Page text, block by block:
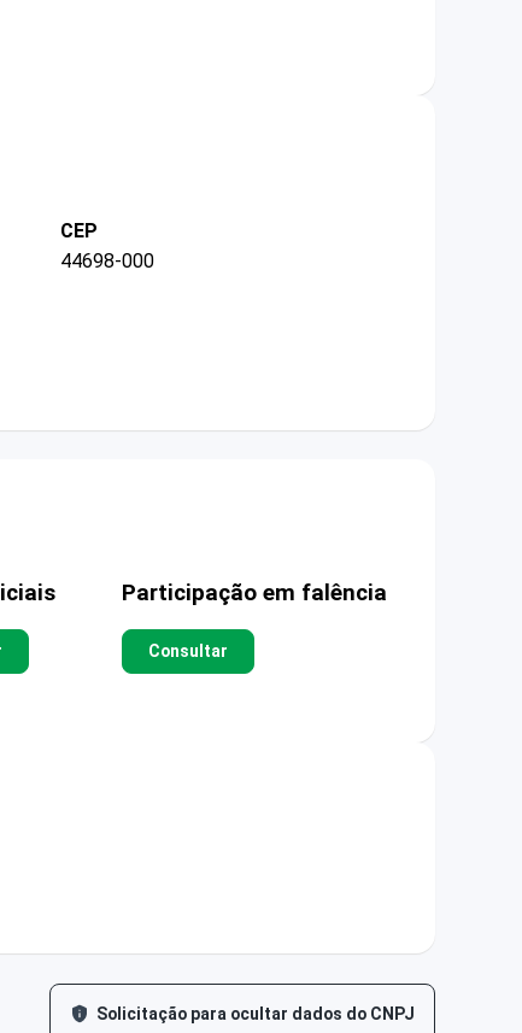
CEP
44698-000
Participação em falência
Consultar
Solicitação para ocultar dados do CNPJ